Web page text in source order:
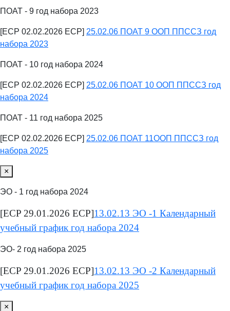
ПОАТ - 9 год набора 2023
[ECP 02.02.2026 ECP] 25.02.06 ПОАТ 9 ООП ППССЗ год
набора 2023
ПОАТ - 10 год набора 2024
[ECP 02.02.2026 ECP] 25.02.06 ПОАТ 10 ООП ППССЗ год
набора 2024
ПОАТ - 11 год набора 2025
[ECP 02.02.2026 ECP] 25.02.06 ПОАТ 11ООП ППССЗ год
набора 2025
×
ЭО - 1 год набора 2024
[ECP 29.01.2026 ECP]13.02.13 ЭО -1 Календарный
учебный график год набора 2024
ЭО- 2 год набора 2025
[ECP 29.01.2026 ECP]13.02.13 ЭО -2 Календарный
учебный график год набора 2025
×